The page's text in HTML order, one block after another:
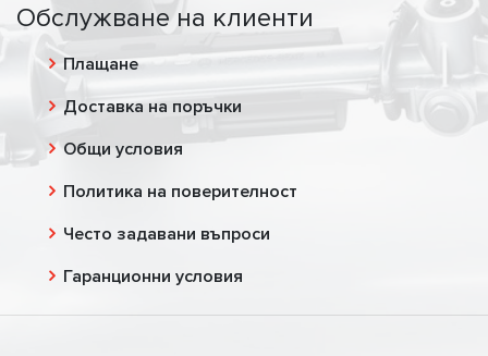
Обслужване на клиенти
Плащане
Доставка на поръчки
Общи условия
Политика на поверителност
Често задавани въпроси
Гаранционни условия